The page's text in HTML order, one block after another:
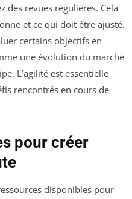
des revues régulières. Cela
et ce qui doit être ajusté.
certains objectifs en
une évolution du marché
L’agilité est essentielle
rencontrés en cours de
pour créer
disponibles pour